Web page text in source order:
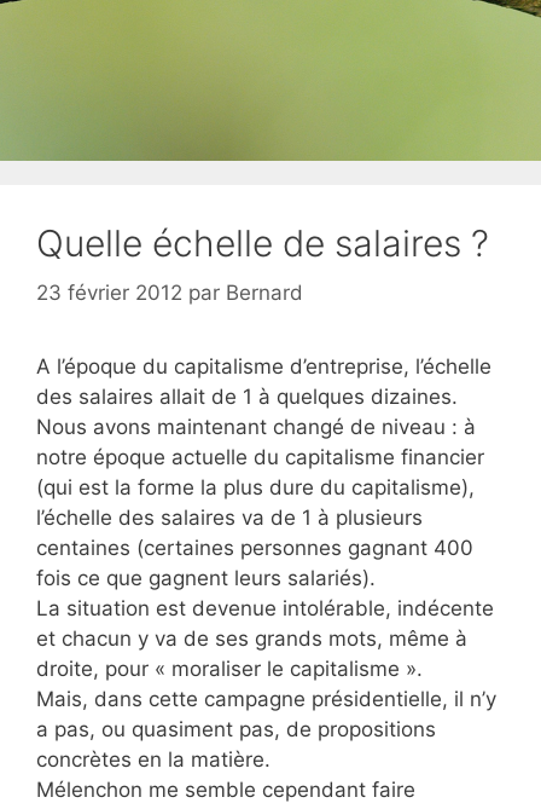
Quelle échelle de salaires ?
23 février 2012 par Bernard
A l’époque du capitalisme d’entreprise, l’échelle
des salaires allait de 1 à quelques dizaines.
Nous avons maintenant changé de niveau : à
notre époque actuelle du capitalisme financier
(qui est la forme la plus dure du capitalisme),
l’échelle des salaires va de 1 à plusieurs
centaines (certaines personnes gagnant 400
fois ce que gagnent leurs salariés).
La situation est devenue intolérable, indécente
et chacun y va de ses grands mots, même à
droite, pour « moraliser le capitalisme ».
Mais, dans cette campagne présidentielle, il n’y
a pas, ou quasiment pas, de propositions
concrètes en la matière.
Mélenchon me semble cependant faire